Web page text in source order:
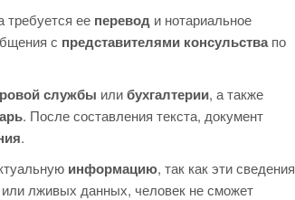
требуется ее перевод и нотариальное
с представителями консульствапо
службы илибухгалтерии, а также
. После составления текста, документ
.
информацию, так как эти сведения
лживых данных, человек не сможет